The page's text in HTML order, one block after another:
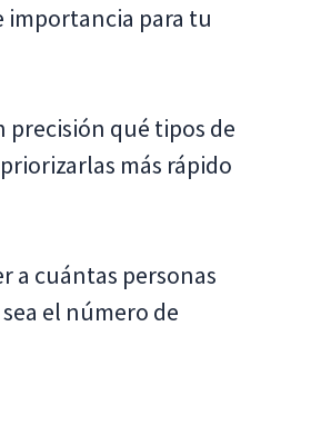
importancia para tu
precisión qué tipos de
más rápido
a cuántas personas
el número de